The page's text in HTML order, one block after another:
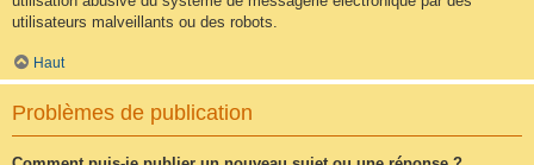
utilisateurs malveillants ou des robots.
Haut
Problèmes de publication